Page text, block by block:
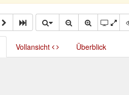
Vollansicht Überblick